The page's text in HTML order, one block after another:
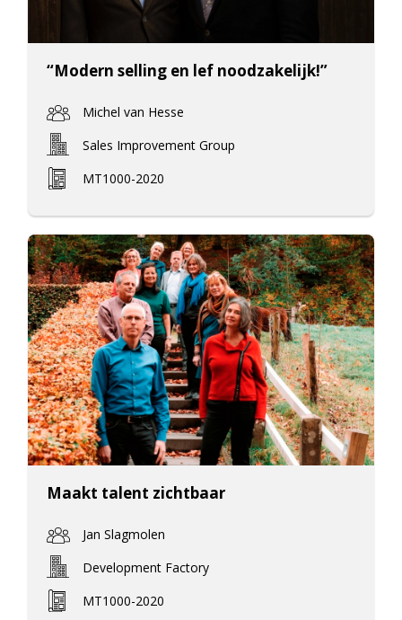
“Modern selling en lef noodzakelijk!”
Michel van Hesse
Sales Improvement Group
MT1000-2020
Maakt talent zichtbaar
Jan Slagmolen
Development Factory
MT1000-2020